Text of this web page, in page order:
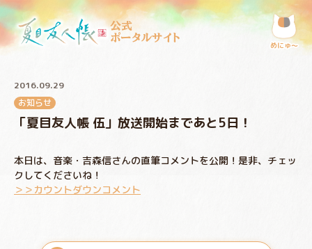
公式
ポータルサイト
めにゅ〜
2016.09.29
お知らせ
「夏目友人帳 伍」放送開始まであと5日！
本日は、音楽・吉森信さんの直筆コメントを公開！是非、チェッ
クしてくださいね！
＞＞カウントダウンコメント